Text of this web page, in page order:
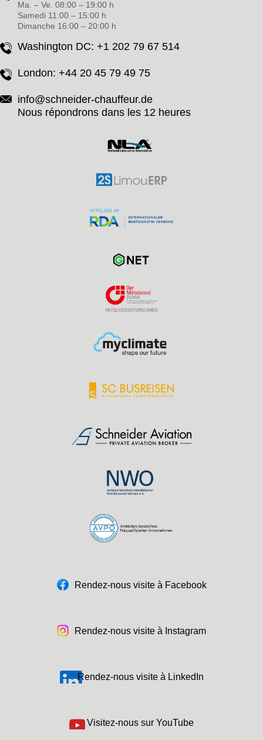
Ma. – Ve. 08:00 – 19:00 h
Samedi 11:00 – 15:00 h
Dimanche 16:00 – 20:00 h
Washington DC: +1 202 79 67 514
London: +44 20 45 79 49 75
info@schneider-chauffeur.de
Nous répondrons dans les 12 heures
Rendez-nous visite à Facebook
Rendez-nous visite à Instagram
Rendez-nous visite à LinkedIn
Visitez-nous sur YouTube